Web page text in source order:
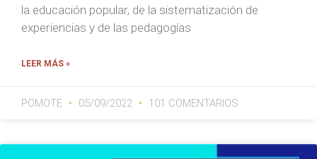
la educación popular, de la sistematización de
experiencias y de las pedagogías
LEER MÁS »
POMOTE 05/09/2022 101 COMENTARIOS